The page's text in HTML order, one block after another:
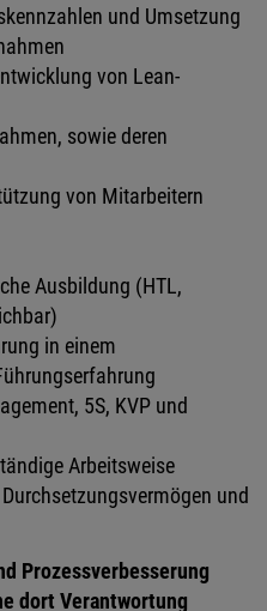
und Umsetzung
von Lean-
sowie deren
von Mitarbeitern
Ausbildung (HTL,
in einem
5S, KVP und
Arbeitsweise
und
Prozessverbesserung
dort Verantwortung